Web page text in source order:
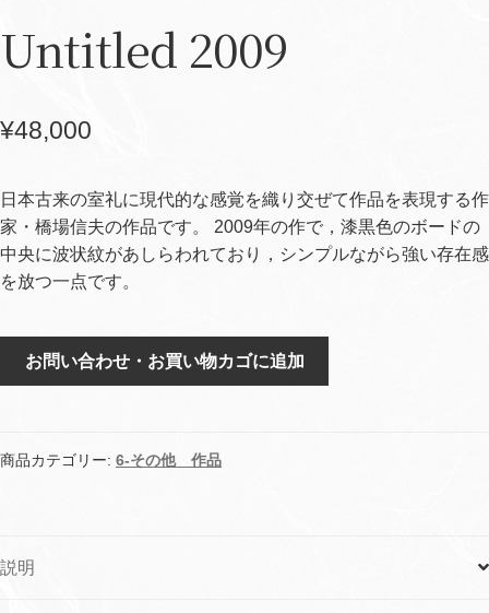
Untitled 2009
¥48,000
日本古来の室礼に現代的な感覚を織り交ぜて作品を表現する作
家・橋場信夫の作品です。 2009年の作で，漆黒色のボードの
中央に波状紋があしらわれており，シンプルながら強い存在感
を放つ一点です。
Untitled
2009
お問い合わせ・お買い物カゴに追加
商品カテゴリー: 6-その他 作品
説明